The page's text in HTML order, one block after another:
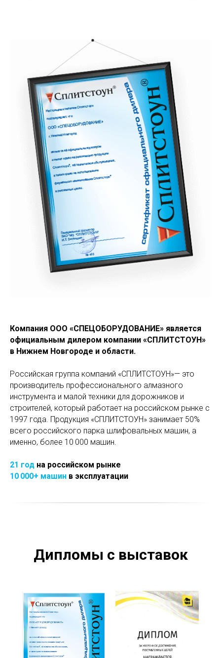
Компания ООО «СПЕЦОБОРУДОВАНИЕ» является
официальным дилером компании «СПЛИТСТОУН»
в Нижнем Новгороде и области.
Российская группа компаний «СПЛИТСТОУН»— это
производитель профессионального алмазного
инструмента и малой техники для дорожников и
строителей, который работает на российском рынке с
1997 года. Продукция «СПЛИТСТОУН» занимает 50%
всего российского парка шлифовальных машин, а
именно, более 10 000 машин.
21 год на российском рынке
10 000+ машин в эксплуатации
Дипломы с выставок